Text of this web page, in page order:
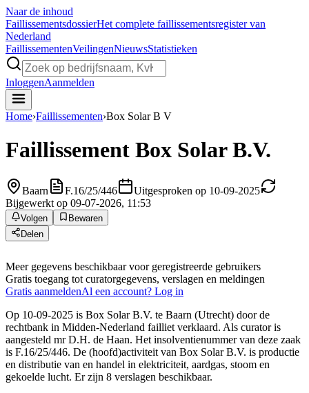
Naar de inhoud
FaillissementsdossierHet complete faillissementsregister van
Nederland
FaillissementenVeilingenNieuwsStatistieken
InloggenAanmelden
Home›Faillissementen›Box Solar B V
Faillissement Box Solar B.V.
Baarn F.16/25/446
Uitgesproken op 10-09-2025
Bijgewerkt op 09-07-2026, 11:53
Volgen
Bewaren
Delen
Meer gegevens beschikbaar voor geregistreerde gebruikers
Gratis toegang tot curatorgegevens, verslagen en meldingen
Gratis aanmeldenAl een account? Log in
Op 10-09-2025 is Box Solar B.V. te Baarn (Utrecht) door de
rechtbank in Midden-Nederland failliet verklaard. Als curator is
aangesteld mr D.H. de Haan. Het insolventienummer van deze zaak
is F.16/25/446. De (hoofd)activiteit van Box Solar B.V. is productie
en distributie van en handel in elektriciteit, aardgas, stoom en
gekoelde lucht. Er zijn 8 verslagen beschikbaar.